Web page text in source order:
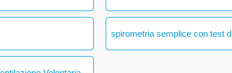
spirometria semplice con test